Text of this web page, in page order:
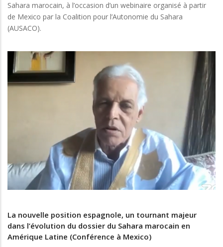
Sahara marocain, à l’occasion d’un webinaire organisé à partir
de Mexico par la Coalition pour l’Autonomie du Sahara
(AUSACO).
La nouvelle position espagnole, un tournant majeur
dans l’évolution du dossier du Sahara marocain en
Amérique Latine (Conférence à Mexico)